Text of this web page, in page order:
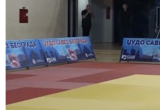
Огњен Ђуришић - Огњен
ШАМПИОНАТ СРБИЈЕ